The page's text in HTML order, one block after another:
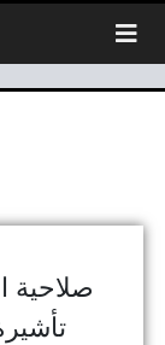
صلاحية